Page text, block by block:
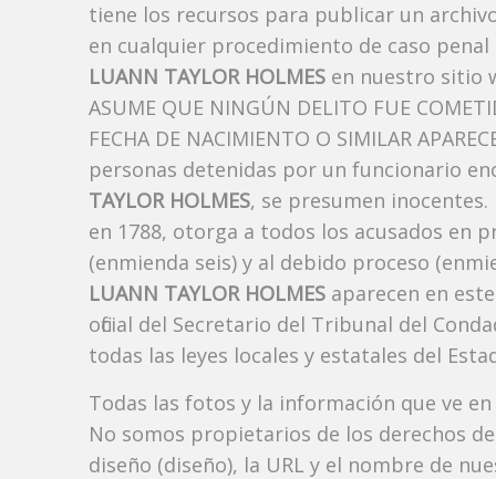
tiene los recursos para publicar un
en cualquier procedimiento de caso
LUANN TAYLOR HOLMES en nuestro sitio
ASUME QUE NINGÚN DELITO FUE
FECHA DE NACIMIENTO O SIMILAR
personas detenidas por un funcionario
TAYLOR HOLMES, se presumen
en 1788, otorga a todos los acusados ​​en
(enmienda seis) y al debido proceso
LUANN TAYLOR HOLMES aparecen en
oficial del Secretario del Tribunal del
todas las leyes locales y estatales del
Todas las fotos y la información que ve
No somos propietarios de los derechos
diseño (diseño), la URL y el nombre de